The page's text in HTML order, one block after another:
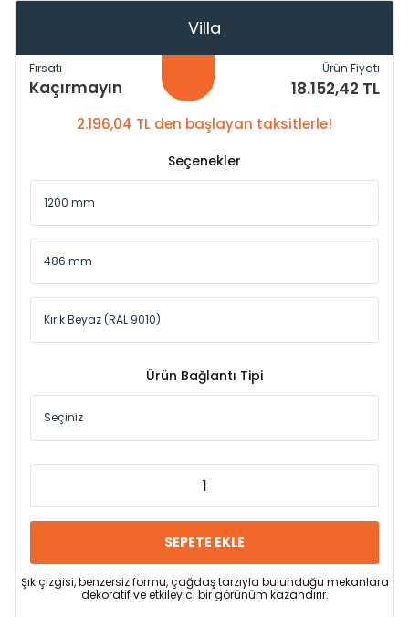
Villa
Fırsatı
Kaçırmayın
Ürün Fiyatı
18.152,42 TL
2.196,04 TL den başlayan taksitlerle!
Seçenekler
Ürün Bağlantı Tipi
SEPETE EKLE
Şık çizgisi, benzersiz formu, çağdaş tarzıyla bulunduğu mekanlara
dekoratif ve etkileyici bir görünüm kazandırır.